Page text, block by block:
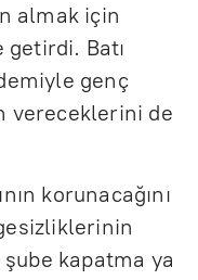
almak için
Batı
genç
vereceklerini de
korunacağını
kapatma ya